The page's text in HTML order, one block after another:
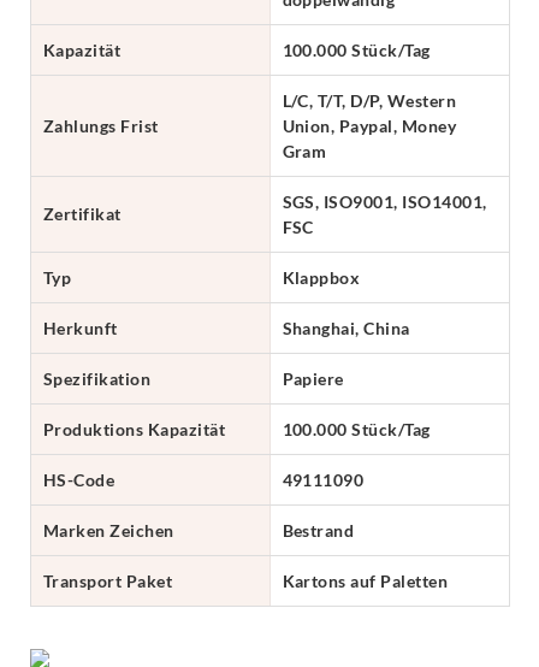
Kapazität 100.000 Stück/Tag
Zahlungs Frist
L/C, T/T, D/P, Western
Union, Paypal, Money
Gram
Zertifikat
SGS, ISO9001, ISO14001,
FSC
Typ Klappbox
Herkunft Shanghai, China
Spezifikation Papiere
Produktions Kapazität 100.000 Stück/Tag
HS-Code 49111090
Marken Zeichen Bestrand
Transport Paket Kartons auf Paletten